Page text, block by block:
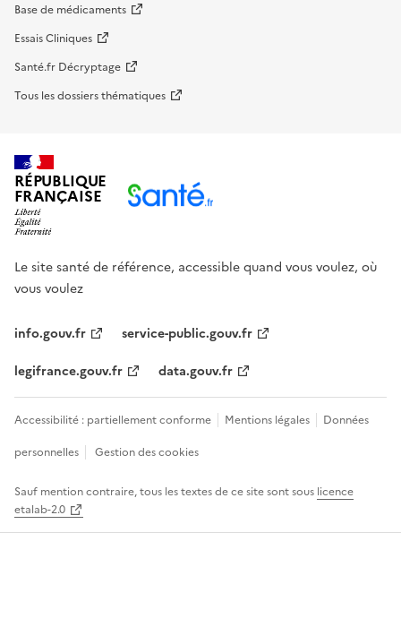
Base de médicaments
Essais Cliniques
Santé.fr Décryptage
Tous les dossiers thématiques
RÉPUBLIQUE
FRANÇAISE
Le site santé de référence, accessible quand vous voulez, où
vous voulez
info.gouv.fr
service-public.gouv.fr
legifrance.gouv.fr
data.gouv.fr
Accessibilité : partiellement conforme Mentions légales
Données
personnelles
Gestion des cookies
Sauf mention contraire, tous les textes de ce site sont sous licence
etalab-2.0